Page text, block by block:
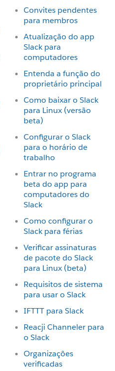
Convites pendentes
para membros
Atualização do app
Slack para
computadores
Entenda a função do
proprietário principal
Como baixar o Slack
para Linux (versão
beta)
Configurar o Slack
para o horário de
trabalho
Entrar no programa
beta do app para
computadores do
Slack
Como configurar o
Slack para férias
Verificar assinaturas
de pacote do Slack
para Linux (beta)
Requisitos de sistema
para usar o Slack
IFTTT para Slack
Reacji Channeler para
o Slack
Organizações
verificadas